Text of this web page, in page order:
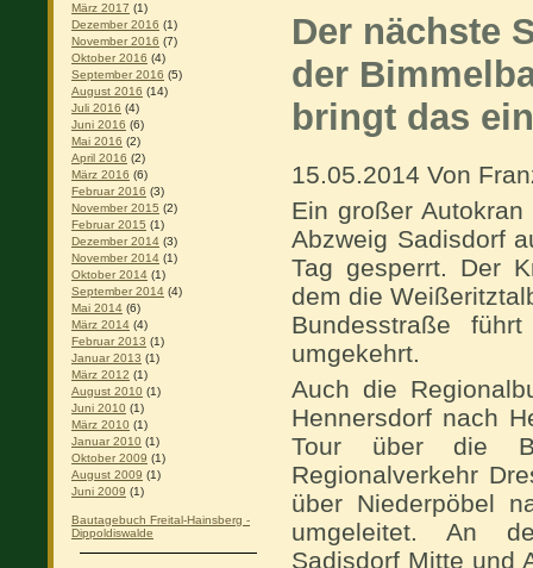
März 2017 (1)
Dezember 2016 (1)
November 2016 (7)
Oktober 2016 (4)
September 2016 (5)
August 2016 (14)
Juli 2016 (4)
Juni 2016 (6)
Mai 2016 (2)
April 2016 (2)
März 2016 (6)
Februar 2016 (3)
November 2015 (2)
Februar 2015 (1)
Dezember 2014 (3)
November 2014 (1)
Oktober 2014 (1)
September 2014 (4)
Mai 2014 (6)
März 2014 (4)
Februar 2013 (1)
Januar 2013 (1)
März 2012 (1)
August 2010 (1)
Juni 2010 (1)
März 2010 (1)
Januar 2010 (1)
Oktober 2009 (1)
August 2009 (1)
Juni 2009 (1)
Bautagebuch Freital-Hainsberg -
Dippoldiswalde
Der nächste
der
bringt das
15.05.2014 Von
Ein großer
Abzweig Sadisdorf
Tag gesperrt. Der
dem die
Bundesstraße
umgekehrt.
Auch die
Hennersdorf nach
Tour über die
Regionalverkehr
über Niederpöbel
umgeleitet. An
Sadisdorf Mitte und